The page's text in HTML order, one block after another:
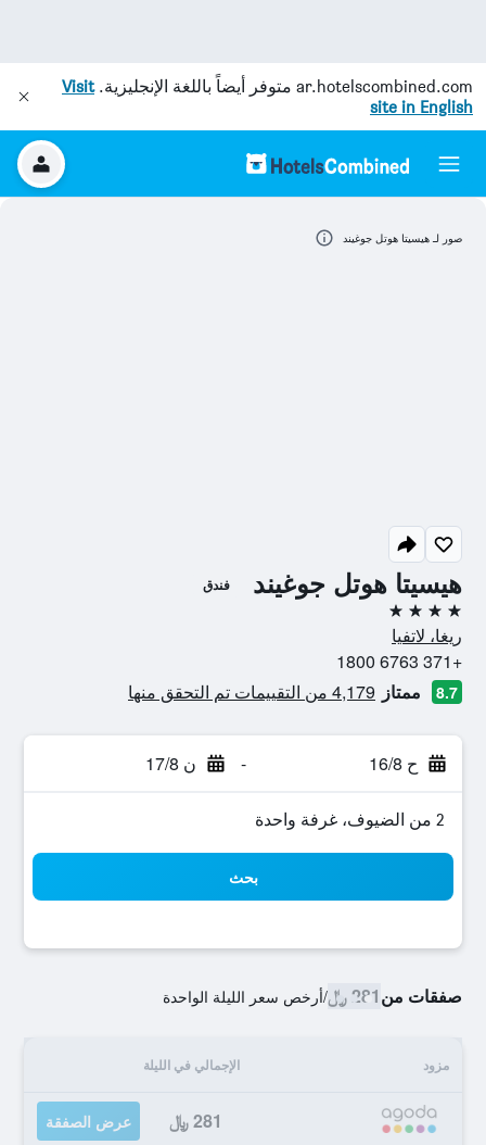
ar.hotelscombined.com متوفر أيضاً باللغة الإنجليزية.Visit
site in English
هيسيتا هوتل جوغيند فندق
4 نجوم
ريغا، لاتفيا
+371 6763 1800
8.7 ممتاز 4,179 من التقييمات تم التحقق منها
ح 16/8 - ن 17/8
2 من الضيوف، غرفة واحدة
بحث
صفقات من281 ﷼ /أرخص سعر الليلة الواحدة
مزود الإجمالي في الليلة
281 ﷼ عرض الصفقة
صور لـ هيسيتا هوتل جوغيند